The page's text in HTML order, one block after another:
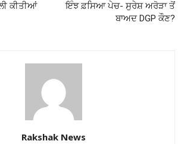
ਕੀਤੀਆਂ
ਇੰਝ ਫ਼ਸਿਆ ਪੇਚ- ਸੁਰੇਸ਼ ਅਰੋੜਾ ਤੋਂ
ਬਾਅਦ DGP ਕੌਣ?
Rakshak News